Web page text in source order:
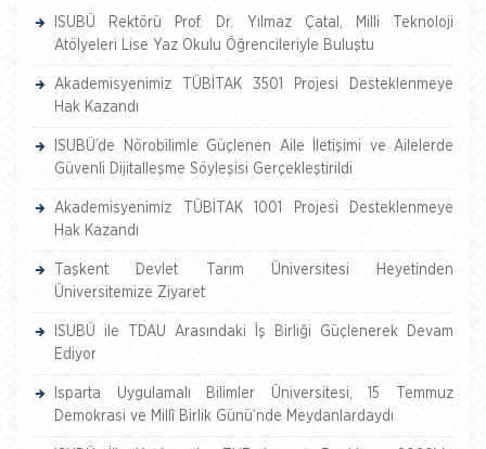
ISUBÜ Rektörü Prof. Dr. Yılmaz Çatal, Milli Teknoloji
Atölyeleri Lise Yaz Okulu Öğrencileriyle Buluştu
Akademisyenimiz TÜBİTAK 3501 Projesi Desteklenmeye
Hak Kazandı
ISUBÜ’de Nörobilimle Güçlenen Aile İletişimi ve Ailelerde
Güvenli Dijitalleşme Söyleşisi Gerçekleştirildi
Akademisyenimiz TÜBİTAK 1001 Projesi Desteklenmeye
Hak Kazandı
Taşkent Devlet Tarım Üniversitesi Heyetinden
Üniversitemize Ziyaret
ISUBÜ ile TDAU Arasındaki İş Birliği Güçlenerek Devam
Ediyor
Isparta Uygulamalı Bilimler Üniversitesi, 15 Temmuz
Demokrasi ve Millî Birlik Günü’nde Meydanlardaydı